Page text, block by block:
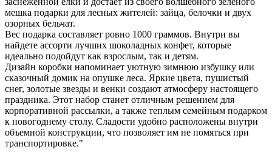
мешка подарки для лесных жителей: зайца, белочки и двух
озорных бельчат.
Вес подарка составляет ровно 1000 граммов. Внутри вы
найдете ассорти лучших шоколадных конфет, которые
идеально подойдут как взрослым, так и детям.
Дизайн коробки напоминает уютную зимнюю избушку или
сказочный домик на опушке леса. Яркие цвета, пушистый
снег, золотые звезды и венки создают атмосферу настоящего
праздника. Этот набор станет отличным решением для
корпоративной рассылки, а также теплым семейным подарком
к новогоднему столу. Сладости удобно расположены внутри
объемной конструкции, что позволяет им не помяться при
транспортировке."